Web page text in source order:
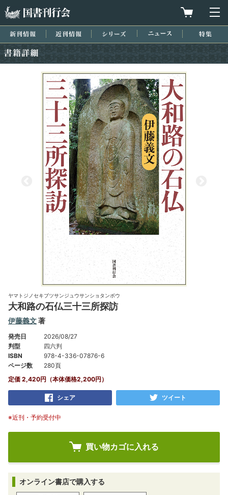
買物カゴを
新刊情報 近刊情報 シリーズ ニュース
ヤマトジノセキブツサンジュウサンショタンボウ
大和路の石仏三十三所探訪
伊藤義文著
発売日
2026/08/27
判型
四六判
ISBN
978-4-336-07876-6
ページ数
280頁
定価 2,420円（本体価格2,200円）
シェア ツイート
※近刊・予約受付中
オンライン書店で購入する